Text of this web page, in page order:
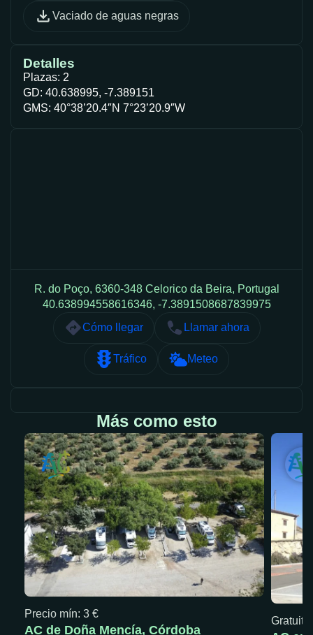
Vaciado de aguas negras
Detalles
Plazas: 2
GD: 40.638995, -7.389151
GMS: 40°38’20.4″N 7°23’20.9″W
R. do Poço, 6360-348 Celorico da Beira, Portugal
40.638994558616346, -7.3891508687839975
Cómo llegar
Llamar ahora
Tráfico Meteo
Más como esto
Precio mín: 3 €
AC de Doña Mencía, Córdoba
Gratuita